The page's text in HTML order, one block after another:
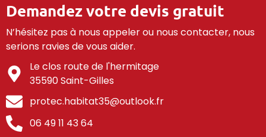
Demandez votre devis gratuit
N’hésitez pas à nous appeler ou nous contacter, nous
serions ravies de vous aider.
Le clos route de l'hermitage
35590 Saint-Gilles
protec.habitat35@outlook.fr
06 49 11 43 64